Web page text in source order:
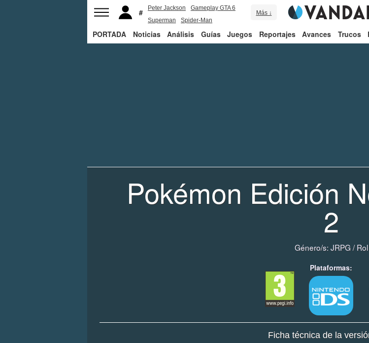
Peter Jackson
Gameplay GTA 6
Superman
Spider-Man
Más ↓
PORTADA Noticias Análisis Guías Juegos Reportajes Avances Trucos
Pokémon Edición
2
Género/s: JRPG /Rol
Plataformas:
Ficha técnica de la